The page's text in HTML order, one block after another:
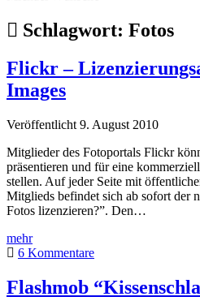
Schlagwort: Fotos
Flickr –
Images
Veröffentlicht 9. August 2010
Mitglieder des Fotoportals Flickr
präsentieren und für eine
stellen. Auf jeder Seite mit
Mitglieds befindet sich ab sofort der
Fotos lizenzieren?”. Den…
mehrFlickr
–
via
Getty
6 Kommentare
Flashmob